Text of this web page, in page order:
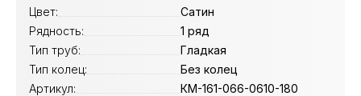
Цвет:
Сатин
Рядность:
1 ряд
Тип труб:
Гладкая
Тип колец:
Без колец
Артикул:
КМ-161-066-0610-180